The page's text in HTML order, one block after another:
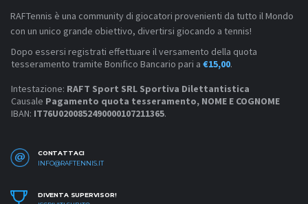
RAFTennis è una community di giocatori provenienti da tutto il Mondo
con un unico grande obiettivo, divertirsi giocando a tennis!
Dopo essersi registrati effettuare il versamento della quota
tesseramento tramite Bonifico Bancario pari a €15,00.
Intestazione: RAFT Sport SRL Sportiva Dilettantistica
Causale Pagamento quota tesseramento, NOME E COGNOME
IBAN: IT76U0200852490000107211365.
CONTATTACI
INFO@RAFTENNIS.IT
DIVENTA SUPERVISOR!